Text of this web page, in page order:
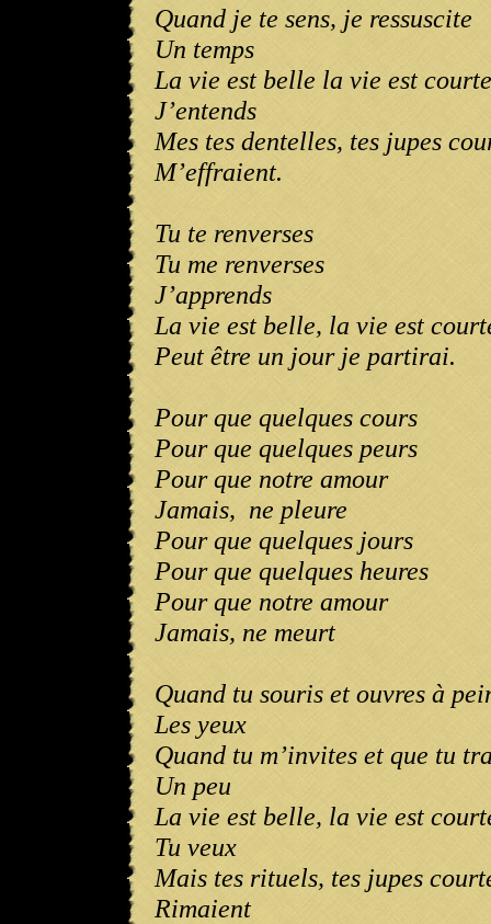
Quand je te sens, je ressuscite
Un temps
La vie est belle la vie est courte
J’entends
Mes tes dentelles, tes jupes
M’effraient.
Tu te renverses
Tu me renverses
J’apprends
La vie est belle, la vie est
Peut être un jour je partirai.
Pour que quelques cours
Pour que quelques peurs
Pour que notre amour
Jamais, ne pleure
Pour que quelques jours
Pour que quelques heures
Pour que notre amour
Jamais, ne meurt
Quand tu souris et ouvres à
Les yeux
Quand tu m’invites et que tu
Un peu
La vie est belle, la vie est
Tu veux
Mais tes rituels, tes jupes
Rimaient